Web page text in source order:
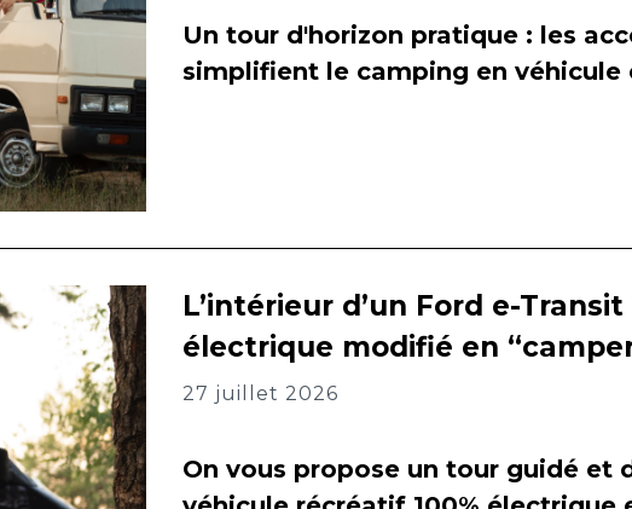
Un tour d'horizon pratique : les
simplifient le camping en véhicule
L’intérieur d’un Ford e-Transit
électrique modifié en
27 juillet 2026
On vous propose un tour guidé et